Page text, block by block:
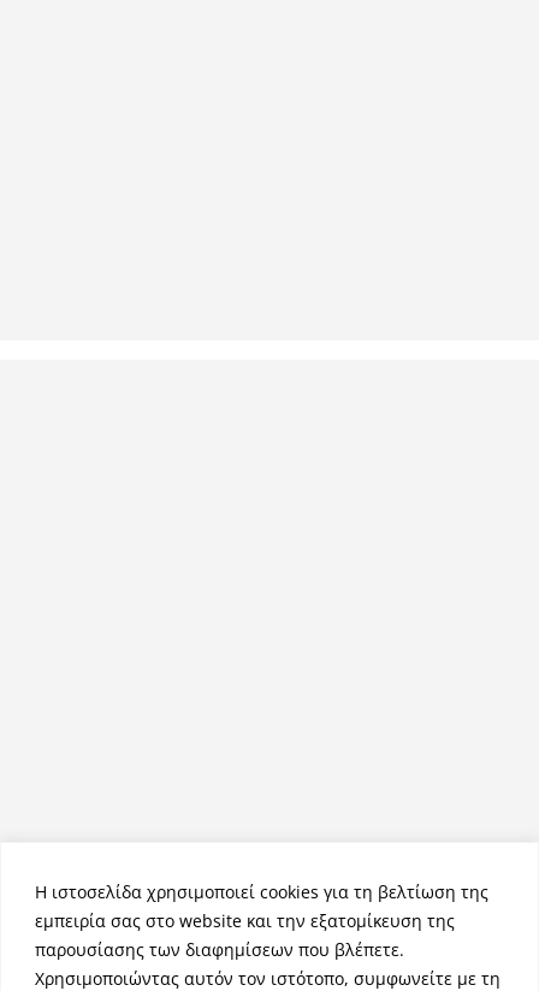
Η ιστοσελίδα χρησιμοποιεί cookies για τη βελτίωση της
εμπειρία σας στο website και την εξατομίκευση της
παρουσίασης των διαφημίσεων που βλέπετε.
Χρησιμοποιώντας αυτόν τον ιστότοπο, συμφωνείτε με τη
Πνευματικά Δικαιώματα © 2026NemeaPress. Τα πνευματικά